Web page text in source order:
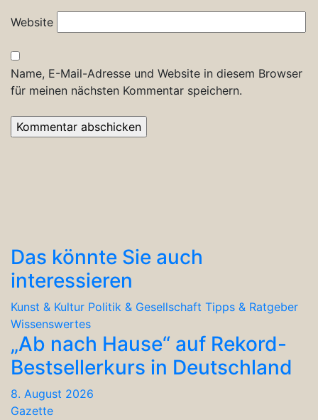
Website
Name, E-Mail-Adresse und Website in diesem Browser
für meinen nächsten Kommentar speichern.
Das könnte Sie auch
interessieren
Kunst & Kultur Politik & Gesellschaft Tipps & Ratgeber
Wissenswertes
„Ab nach Hause“ auf Rekord-
Bestsellerkurs in Deutschland
8. August 2026
Gazette